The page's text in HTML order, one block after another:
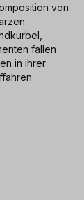
von
fallen
in ihrer